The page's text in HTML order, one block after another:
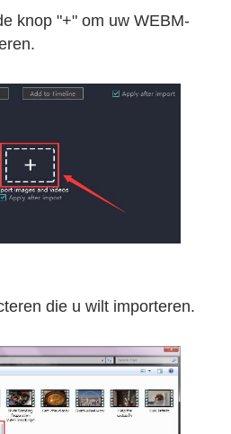
knop "+" om uw WEBM-
die u wilt importeren.